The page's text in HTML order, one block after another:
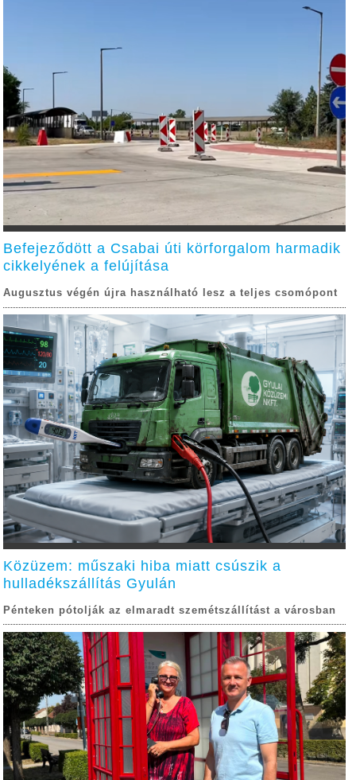
Befejeződött a Csabai úti körforgalom harmadik
cikkelyének a felújítása
Augusztus végén újra használható lesz a teljes csomópont
Közüzem: műszaki hiba miatt csúszik a
hulladékszállítás Gyulán
Pénteken pótolják az elmaradt szemétszállítást a városban